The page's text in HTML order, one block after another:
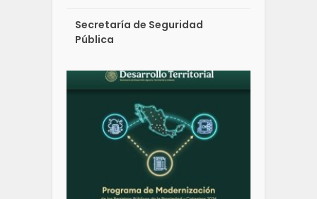
Secretaría de Seguridad
Pública